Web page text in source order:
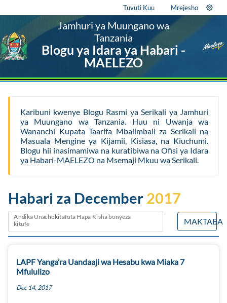
Tuvuti Kuu Mrejesho
Jamhuri ya Muungano wa
Tanzania
Blogu ya Idara ya Habari -
MAELEZO
Karibuni kwenye Blogu Rasmi ya Serikali ya Jamhuri
ya Muungano wa Tanzania. Huu ni Uwanja wa
Wananchi Kupata Taarifa Mbalimbali za Serikali na
Masuala Mengine ya Kijamii, Kisiasa, na Kiuchumi.
Blogu hii inasimamiwa na kuratibiwa na Ofisi ya Idara
ya Habari-MAELEZO na Msemaji Mkuu wa Serikali.
Habari za December 2017
Andika Unachokitafuta Hapa Kisha bonyeza
kitufe
MAKTABA
LAPF Yanga’ra Uandaaji wa Hesabu kwa Miaka 7
Mfululizo
Dec 14, 2017